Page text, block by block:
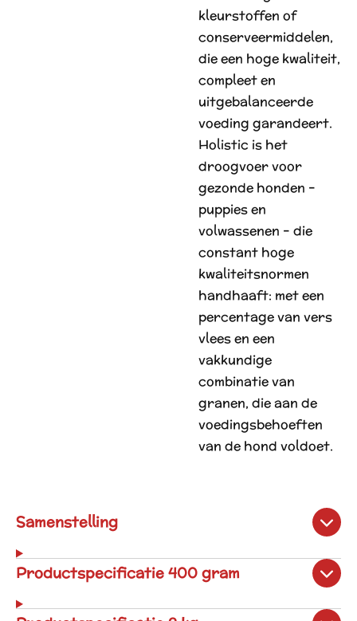
kleurstoffen of
conserveermiddelen,
die een hoge kwaliteit,
compleet en
uitgebalanceerde
voeding garandeert.
Holistic is het
droogvoer voor
gezonde honden –
puppies en
volwassenen – die
constant hoge
kwaliteitsnormen
handhaaft: met een
percentage van vers
vlees en een
vakkundige
combinatie van
granen, die aan de
voedingsbehoeften
van de hond voldoet.
Samenstelling
Productspecificatie 400 gram